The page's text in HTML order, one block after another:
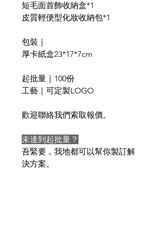
短毛面首飾收納盒*1
皮質輕便型化妝收納包*1
包裝｜
厚卡紙盒23*17*7cm
起批量｜100份
工藝｜可定製LOGO
歡迎聯絡我們索取報價。
未達到起批量？
吾緊要，我地都可以幫你製訂解
決方案。